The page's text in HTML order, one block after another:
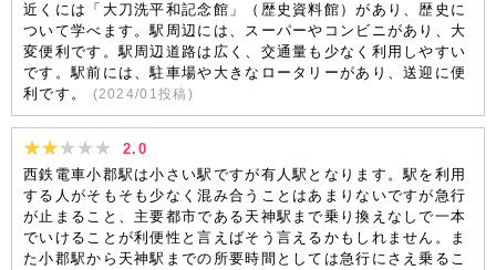
近くには「大刀洗平和記念館」（歴史資料館）があり、歴史に
ついて学べます。駅周辺には、スーパーやコンビニがあり、大
変便利です。駅周辺道路は広く、交通量も少なく利用しやすい
です。駅前には、駐車場や大きなロータリーがあり、送迎に便
利です。
(2024/01投稿)
2.0
西鉄電車小郡駅は小さい駅ですが有人駅となります。駅を利用
する人がそもそも少なく混み合うことはあまりないですが急行
が止まること、主要都市である天神駅まで乗り換えなしで一本
でいけることが利便性と言えばそう言えるかもしれません。ま
た小郡駅から天神駅までの所要時間としては急行にさえ乗るこ